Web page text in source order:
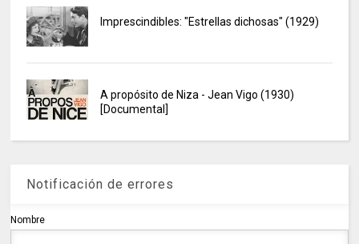
Imprescindibles: "Estrellas dichosas" (1929)
A propósito de Niza - Jean Vigo (1930)
[Documental]
Notificación de errores
Nombre